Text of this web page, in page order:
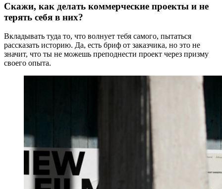
Скажи, как делать коммерческие проекты и не
терять себя в них?
Вкладывать туда то, что волнует тебя самого, пытаться
рассказать историю. Да, есть бриф от заказчика, но это не
значит, что ты не можешь преподнести проект через призму
своего опыта.